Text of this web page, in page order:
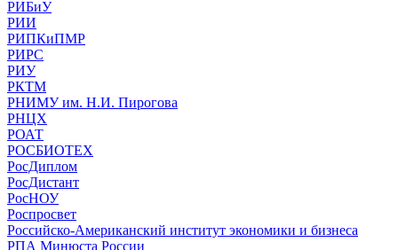
РИБиУ
РИИ
РИПКиПМР
РИРС
РИУ
РКТМ
РНИМУ им. Н.И. Пирогова
РНЦХ
РОАТ
РОСБИОТЕХ
РосДиплом
РосДистант
РосНОУ
Роспросвет
Российско-Американский институт экономики и бизнеса
РПА Минюста России